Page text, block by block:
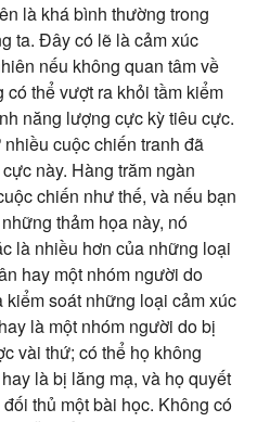
là khá bình thường trong
ta. Đây có lẽ là cảm xúc
nếu không quan tâm về
thể vượt ra khỏi tầm kiểm
năng lượng cực kỳ tiêu cực.
cuộc chiến tranh đã
này. Hàng trăm ngàn
chiến như thế, và nếu bạn
thảm họa này, nó
là nhiều hơn của những loại
hay một nhóm người do
kiểm soát những loại cảm xúc
là một nhóm người do bị
vài thứ; có thể họ không
là bị lăng mạ, và họ quyết
thủ một bài học. Không có